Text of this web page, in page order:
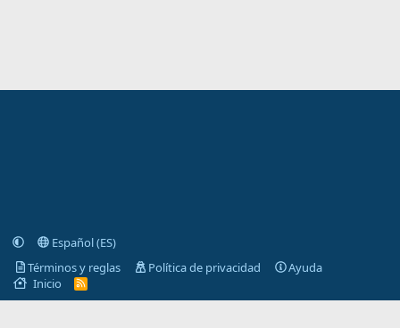
Español (ES)
Términos y reglas
Política de privacidad
Ayuda
Inicio
R
S